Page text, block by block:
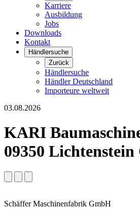
Karriere
Ausbildung
Jobs
Downloads
Kontakt
Händlersuche
Zurück
Händlersuche
Händler Deutschland
Importeure weltweit
03.08.2026
KARI
09350
Schäffer Maschinenfabrik GmbH